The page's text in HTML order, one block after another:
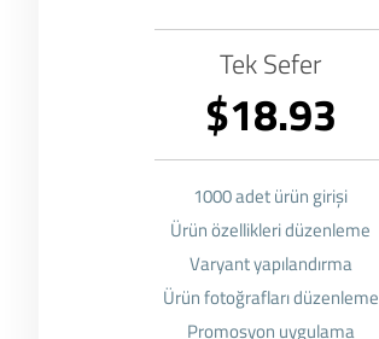
Tek Sefer
$18.93
1000 adet ürün girişi
Ürün özellikleri düzenleme
Varyant yapılandırma
Ürün fotoğrafları düzenleme
Promosyon uygulama